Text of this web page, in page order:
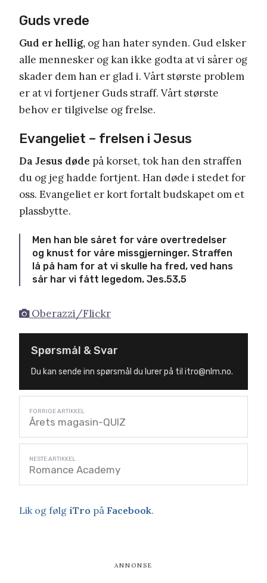
Guds vrede
Gud er hellig, og han hater synden. Gud elsker
alle mennesker og kan ikke godta at vi sårer og
skader dem han er glad i. Vårt største problem
er at vi fortjener Guds straff. Vårt største
behov er tilgivelse og frelse.
Evangeliet – frelsen i Jesus
Da Jesus døde på korset, tok han den straffen
du og jeg hadde fortjent. Han døde i stedet for
oss. Evangeliet er kort fortalt budskapet om et
plassbytte.
Men han ble såret for våre overtredelser
og knust for våre missgjerninger. Straffen
lå på ham for at vi skulle ha fred, ved hans
sår har vi fått legedom. Jes.53,5
Oberazzi/Flickr
Spørsmål & Svar
Du kan sende inn spørsmål du lurer på til itro@nlm.no.
Årets magasin-QUIZ
Romance Academy
Lik og følg iTro på Facebook.